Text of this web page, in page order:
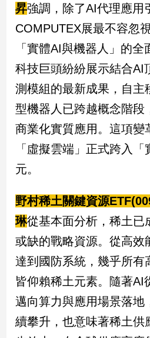
昇強調，除了AI代理應用
COMPUTEX展最不容忽
「實體AI與機器人」的
科技巨頭紛紛展示結合AI
測模組的最新成果，自主
型機器人已跨越概念階段
商業化實質應用。這項變
「虛擬雲端」正式跨入
元。
野村稀土關鍵資源
琳從基本面分析，稀土已
或缺的戰略資源。從高效
達到國防系統，幾乎所有
皆仰賴稀土元素。隨著AI
邁向算力與應用場景落地
續攀升，也意味著稀土供